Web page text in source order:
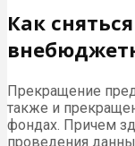
Как
Прекращение
также и
фондах. Причем
проведения